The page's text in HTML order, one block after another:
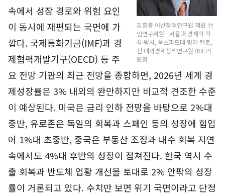
김흥종 아산정책연구원 객원 선
임연구위원 - 서울대 경제학 학·
석·박사, 옥스퍼드대 명예 펠로,
전 대외경제정책연구원 (KIEP)
원장
속에서 성장 경로와 위험 요인
이 동시에 재편되는 국면에 가
깝다. 국제통화기금(IMF)과 경
제협력개발기구(OECD) 등 주
요 전망 기관의 최근 전망을 종합하면, 2026년 세계 경
제성장률은 3% 내외의 완만하지만 비교적 견조한 수준
이 예상된다. 미국은 금리 인하 전망을 바탕으로 2%대
중반, 유로존은 독일의 회복과 스페인 등의 성장에 힘입
어 1%대 초중반, 중국은 부동산 조정과 내수 회복 지연
속에서도 4%대 후반의 성장이 점쳐진다. 한국 역시 수
출 회복과 반도체 업황 개선을 토대로 2% 안팎의 성장
률이 거론되고 있다. 수치만 보면 위기 국면이라고 단정